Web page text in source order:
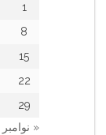
1
8
15
22
29
« نوامبر